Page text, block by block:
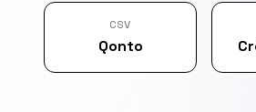
CSV
Qonto